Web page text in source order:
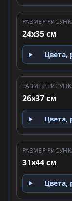
РАЗМЕР
24x35 см
Цвета,
РАЗМЕР
26x37 см
Цвета,
РАЗМЕР
31x44 см
Цвета,